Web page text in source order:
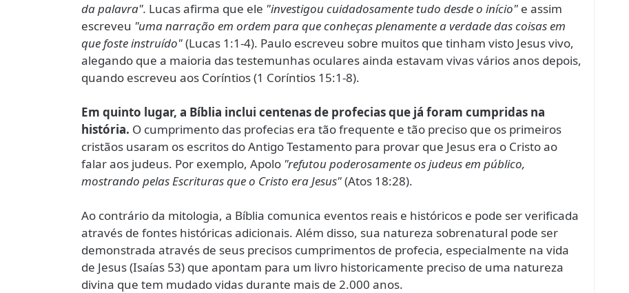
da palavra". Lucas afirma que ele "investigou cuidadosamente tudo desde o início" e assim
escreveu "uma narração em ordem para que conheças plenamente a verdade das coisas em
que foste instruído"(Lucas 1:1-4). Paulo escreveu sobre muitos que tinham visto Jesus vivo,
alegando que a maioria das testemunhas oculares ainda estavam vivas vários anos depois,
quando escreveu aos Coríntios (1 Coríntios 15:1-8).
Em quinto lugar, a Bíblia inclui centenas de profecias que já foram cumpridas na
história. O cumprimento das profecias era tão frequente e tão preciso que os primeiros
cristãos usaram os escritos do Antigo Testamento para provar que Jesus era o Cristo ao
falar aos judeus. Por exemplo, Apolo "refutou poderosamente os judeus em público,
mostrando pelas Escrituras que o Cristo era Jesus"(Atos 18:28).
Ao contrário da mitologia, a Bíblia comunica eventos reais e históricos e pode ser verificada
através de fontes históricas adicionais. Além disso, sua natureza sobrenatural pode ser
demonstrada através de seus precisos cumprimentos de profecia, especialmente na vida
de Jesus (Isaías 53) que apontam para um livro historicamente preciso de uma natureza
divina que tem mudado vidas durante mais de 2.000 anos.